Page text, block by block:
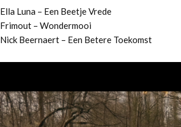
Ella Luna – Een Beetje Vrede
Frimout – Wondermooi
Nick Beernaert – Een Betere Toekomst